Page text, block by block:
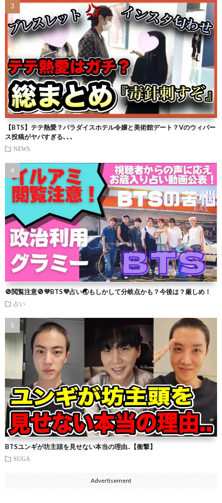
【BTS】テテ熱愛？パラダイスホテル令嬢と美術館デート？Vのウィバー
ス投稿がヤバすぎる､､､
NEWS
🚫閲覧注意🚫💜BTS💜占い🌏もしかして分岐点かも？今後は？厳しめ！
占い
BTSユンギが坊主頭を見せない本当の理由..【衝撃】
SUGA
Advertisement